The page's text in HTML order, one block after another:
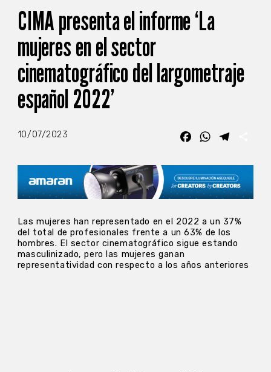
CIMA presenta el informe ‘La
mujeres en el sector
cinematográfico del largometraje
español 2022’
10/07/2023 FacebookWhatsApp
Las mujeres han representado en el 2022 a un 37%
del total de profesionales frente a un 63% de los
hombres. El sector cinematográfico sigue estando
masculinizado, pero las mujeres ganan
representatividad con respecto a los años anteriores